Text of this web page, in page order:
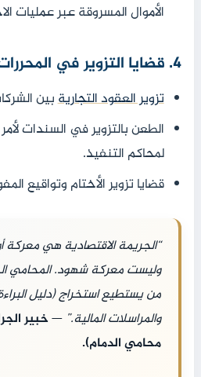
الأموال المسروقة عبر عمليات
4. قضايا التزوير في المحررات الرسمية والعرفية
تزوير العقود التجاريةبين
الطعن بالتزوير في السندات
لمحاكم التنفيذ.
قضايا تزوير الأختام وتواقيع
“الجريمة الاقتصادية هي معركة
وليست معركة شهود. المحامي
من يستطيع استخراج (دليل
والمراسلات المالية.” —خبير
محامي الدمام).